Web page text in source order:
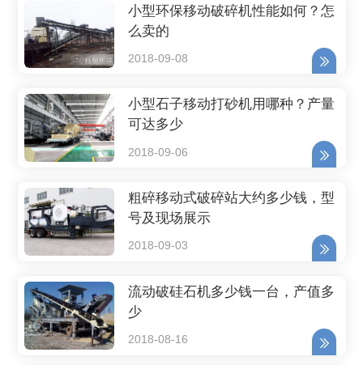
小型环保移动破碎机性能如何？怎
么卖的
2018-09-08
小型石子移动打砂机用哪种？产量
可达多少
2018-09-06
粗碎移动式破碎站大约多少钱，型
号及现场展示
2018-09-03
流动破硅石机多少钱一台，产值多
少
2018-08-16